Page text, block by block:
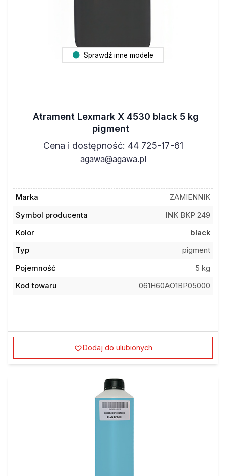
Sprawdź inne modele
Atrament Lexmark X 4530 black 5 kg
pigment
Cena i dostępność: 44 725-17-61
agawa@agawa.pl
Marka
ZAMIENNIK
Symbol producenta
INK BKP 249
Kolor
black
Typ
pigment
Pojemność
5 kg
Kod towaru
061H60AO1BP05000
Dodaj do ulubionych